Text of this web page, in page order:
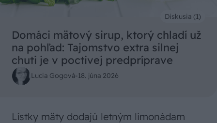
Domáci mätový sirup, ktorý chladí už
na pohľad: Tajomstvo extra silnej
chuti je v poctivej predpríprave
Lucia Gogová-18. júna 2026
Diskusia (1)
Lístky mäty dodajú letným limonádam